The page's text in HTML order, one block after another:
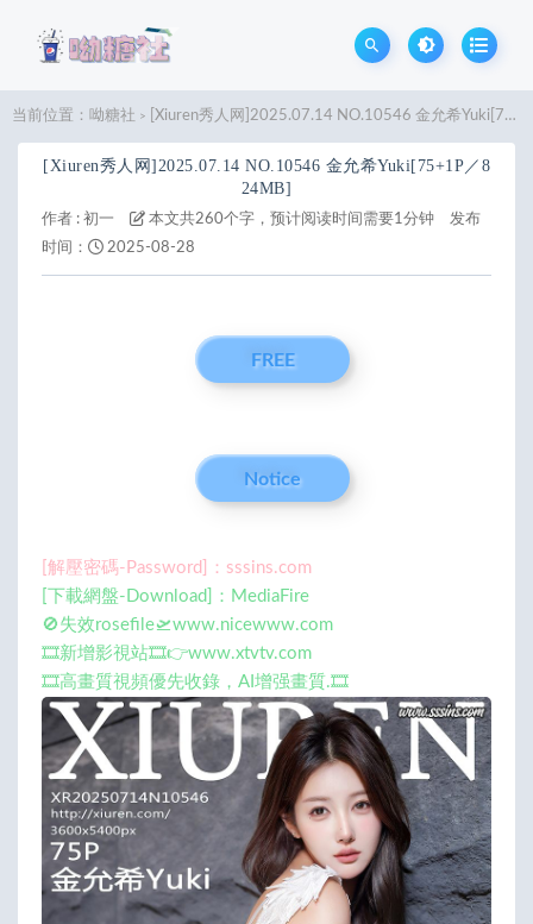
当前位置： 呦糖社 > [Xiuren秀人网]2025.07.14 NO.10546 金允希Yuki[75+1P／824MB]
[Xiuren秀人网]2025.07.14 NO.10546 金允希Yuki[75+1P／8
24MB]
作者 : 初一 本文共260个字，预计阅读时间需要1分钟
发布
时间：
2025-08-28
FREE
Notice
[解壓密碼-Password]：sssins.com
[下載網盤-Download]：MediaFire
🚫失效rosefile🛫www.nicewww.com
🎞️新增影視站🎞️👉www.xtvtv.com
🎞️高畫質視頻優先收錄，AI增强畫質.🎞️